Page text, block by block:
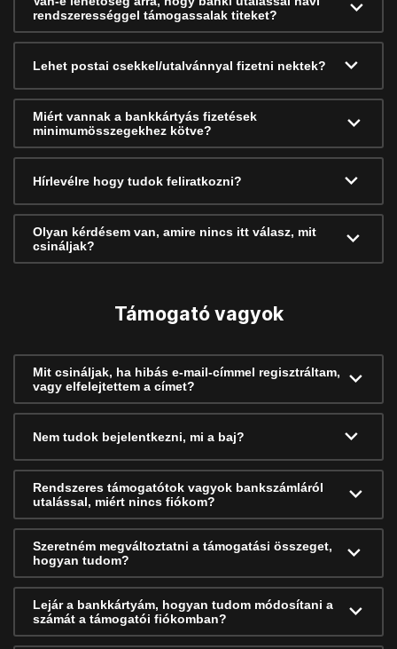
rendszerességgel támogassalak titeket?
Lehet postai csekkel/utalvánnyal fizetni nektek?
Miért vannak a bankkártyás fizetések
minimumösszegekhez kötve?
Hírlevélre hogy tudok feliratkozni?
Olyan kérdésem van, amire nincs itt válasz, mit
csináljak?
Támogató vagyok
Mit csináljak, ha hibás e-mail-címmel regisztráltam,
vagy elfelejtettem a címet?
Nem tudok bejelentkezni, mi a baj?
Rendszeres támogatótok vagyok bankszámláról
utalással, miért nincs fiókom?
Szeretném megváltoztatni a támogatási összeget,
hogyan tudom?
Lejár a bankkártyám, hogyan tudom módosítani a
számát a támogatói fiókomban?